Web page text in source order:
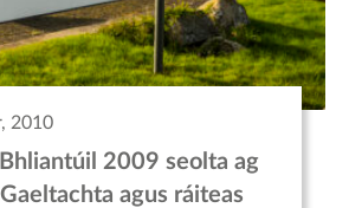
2010
2009 seolta ag
agus ráiteas